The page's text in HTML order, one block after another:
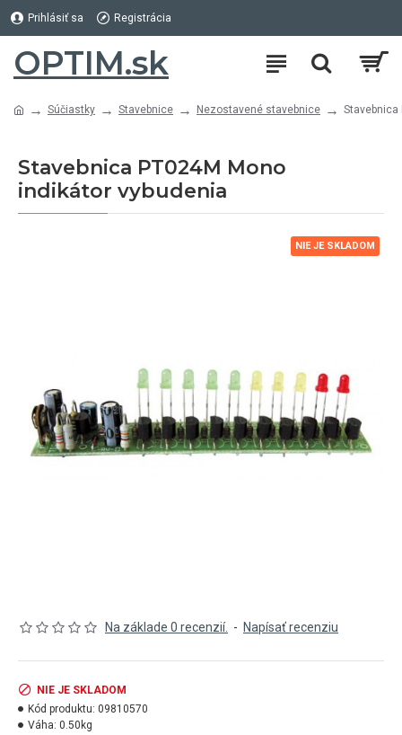
Prihlásiť sa Registrácia
OPTIM.sk
Súčiastky Stavebnice Nezostavené stavebnice Stavebnica
Stavebnica PT024M Mono
indikátor vybudenia
NIE JE SKLADOM
Na základe 0 recenzií. - Napísať recenziu
NIE JE SKLADOM
Kód produktu: 09810570
Váha: 0.50kg